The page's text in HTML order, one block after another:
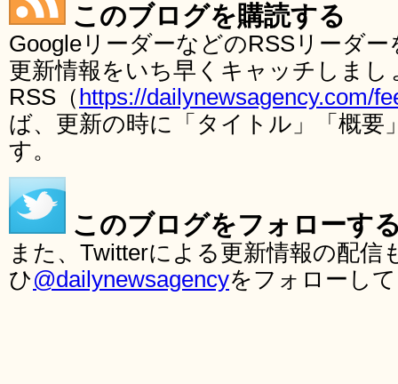
このブログを購読する
GoogleリーダーなどのRSSリーダ
更新情報をいち早くキャッチしま
RSS（ https://dailynewsagency.com/
ば、更新の時に「タイトル」「概要
す。
このブログをフォローす
また、Twitterによる更新情報の配
ひ@dailynewsagencyをフォローし